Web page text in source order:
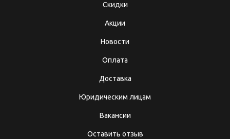
Скидки
Акции
Новости
Оплата
Доставка
Юридическим лицам
Вакансии
Оставить отзыв